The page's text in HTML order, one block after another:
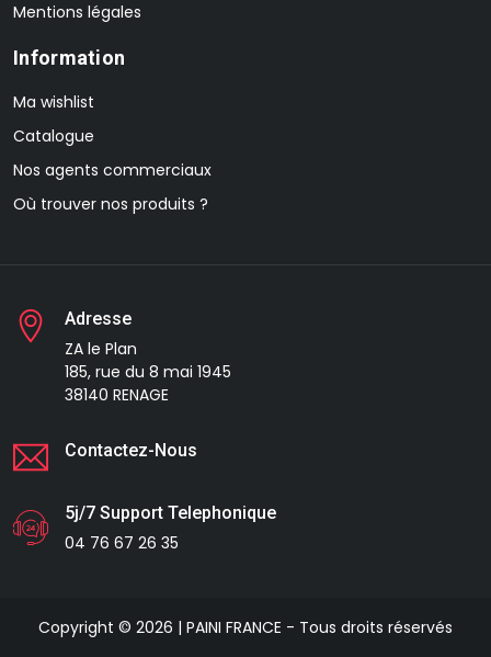
Mentions légales
Information
Ma wishlist
Catalogue
Nos agents commerciaux
Où trouver nos produits ?
Adresse
ZA le Plan
185, rue du 8 mai 1945
38140 RENAGE
Contactez-Nous
5j/7 Support Telephonique
04 76 67 26 35
Copyright © 2026 | PAINI FRANCE - Tous droits réservés